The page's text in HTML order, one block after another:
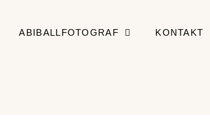
ABIBALLFOTOGRAF KONTAKT